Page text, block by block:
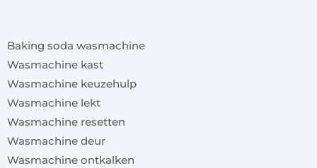
Baking soda wasmachine
Wasmachine kast
Wasmachine keuzehulp
Wasmachine lekt
Wasmachine resetten
Wasmachine deur
Wasmachine ontkalken